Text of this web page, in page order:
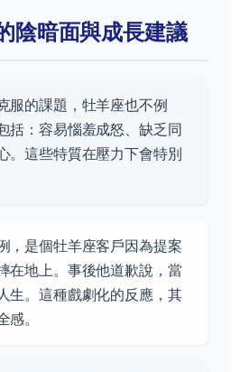
陰暗面與成長建議
服的課題，牡羊座也不例
括：容易惱羞成怒、缺乏同
。這些特質在壓力下會特別
，是個牡羊座客戶因為提案
在地上。事後他道歉說，當
生。這種戲劇化的反應，其
。